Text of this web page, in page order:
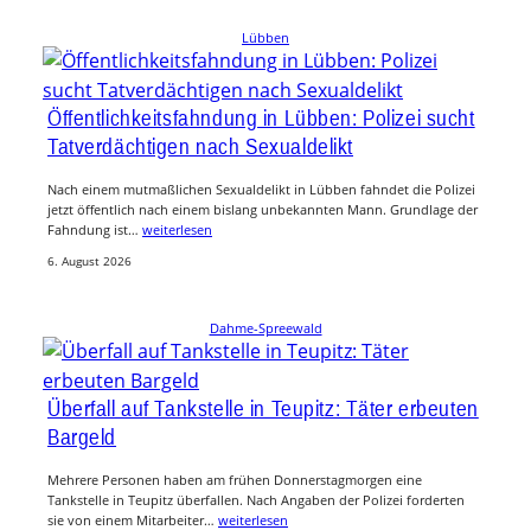
Lübben
Öffentlichkeitsfahndung in Lübben: Polizei sucht
Tatverdächtigen nach Sexualdelikt
Nach einem mutmaßlichen Sexualdelikt in Lübben fahndet die Polizei
jetzt öffentlich nach einem bislang unbekannten Mann. Grundlage der
Fahndung ist… weiterlesen
6. August 2026
Dahme-Spreewald
Überfall auf Tankstelle in Teupitz: Täter erbeuten
Bargeld
Mehrere Personen haben am frühen Donnerstagmorgen eine
Tankstelle in Teupitz überfallen. Nach Angaben der Polizei forderten
sie von einem Mitarbeiter… weiterlesen